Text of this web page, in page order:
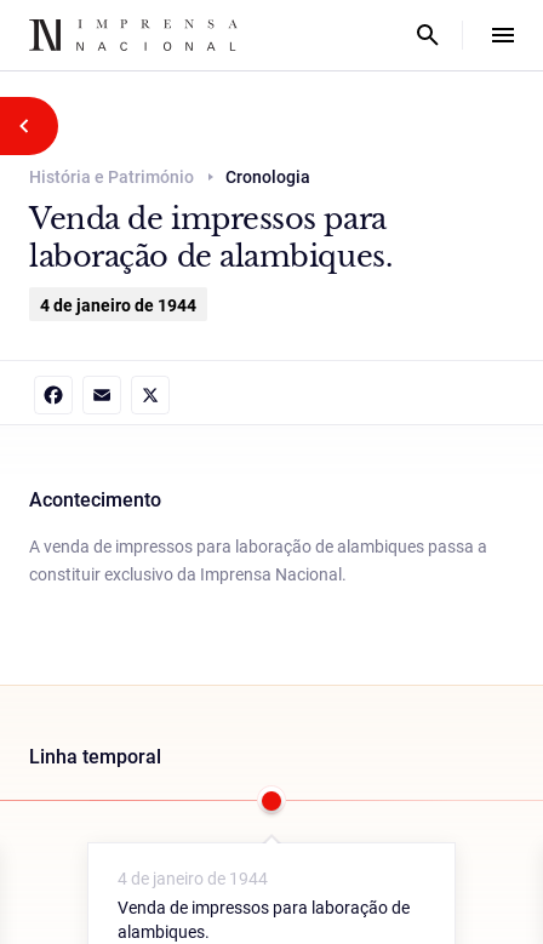
História e Património Cronologia
Venda de impressos para
laboração de alambiques.
4 de janeiro de 1944
Acontecimento
A venda de impressos para laboração de alambiques passa a
constituir exclusivo da Imprensa Nacional.
Linha temporal
4 de janeiro de 1944
Venda de impressos para laboração de
alambiques.